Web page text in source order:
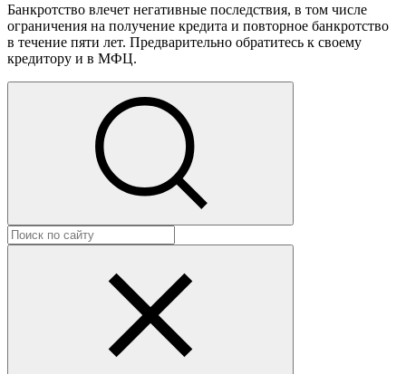
Банкротство влечет негативные последствия, в том числе
ограничения на получение кредита и повторное банкротство
в течение пяти лет. Предварительно обратитесь к своему
кредитору и в МФЦ.